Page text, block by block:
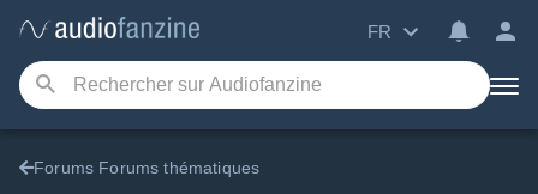
FR
Forums Forums thématiques